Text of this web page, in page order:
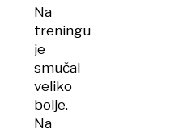
Na
treningu
je
smučal
veliko
bolje.
Na